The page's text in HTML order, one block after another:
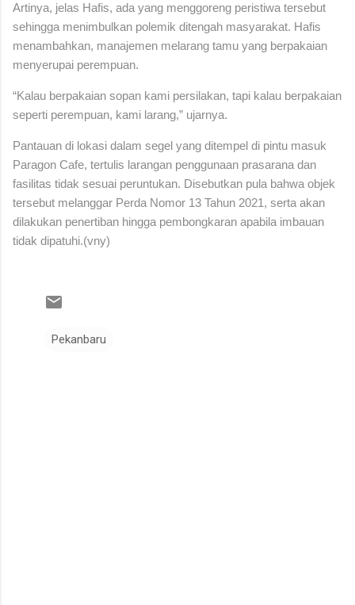
Artinya, jelas Hafis, ada yang menggoreng peristiwa tersebut
sehingga menimbulkan polemik ditengah masyarakat. Hafis
menambahkan, manajemen melarang tamu yang berpakaian
menyerupai perempuan.
“Kalau berpakaian sopan kami persilakan, tapi kalau berpakaian
seperti perempuan, kami larang,” ujarnya.
Pantauan di lokasi dalam segel yang ditempel di pintu masuk
Paragon Cafe, tertulis larangan penggunaan prasarana dan
fasilitas tidak sesuai peruntukan. Disebutkan pula bahwa objek
tersebut melanggar Perda Nomor 13 Tahun 2021, serta akan
dilakukan penertiban hingga pembongkaran apabila imbauan
tidak dipatuhi.(vny)
Pekanbaru